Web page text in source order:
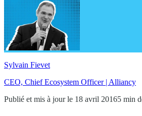
Sylvain Fievet
CEO, Chief Ecosystem Officer | Alliancy
Publié et mis à jour le 18 avril 20165 min